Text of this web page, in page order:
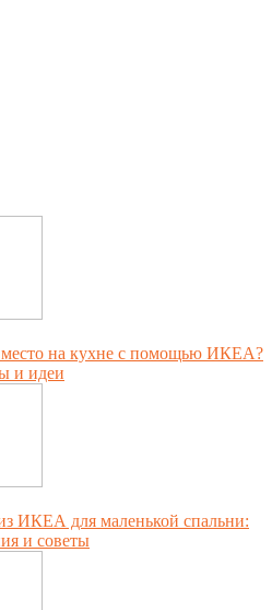
место на кухне с помощью ИКЕА?
и идеи
ИКЕА для маленькой спальни:
и советы